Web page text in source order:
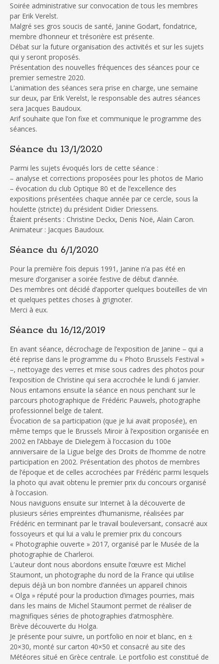
Soirée administrative sur convocation de tous les membres
par Erik Verelst.
Malgré ses gros soucis de santé, Janine Godart, fondatrice,
membre d’honneur et trésorière est présente.
Débat sur la future organisation des activités et sur les sujets
qui y seront proposés.
Présentation des nouvelles fréquences des séances pour ce
premier semestre 2020.
L’animation des séances sera prise en charge, une semaine
sur deux, par Erik Verelst, le responsable des autres séances
sera Jacques Baudoux.
Arif souhaite que l’on fixe et communique le programme des
séances.
Séance du 13/1/2020
Parmi les sujets évoqués lors de cette séance :
– analyse et corrections proposées pour les photos de Mario
– évocation du club Optique 80 et de l’excellence des
expositions présentées chaque année par ce cercle, sous la
houlette (stricte) du président Didier Driessens.
Étaient présents : Christine Deckx, Denis Noë, Alain Caron.
Animateur : Jacques Baudoux.
Séance du 6/1/2020
Pour la première fois depuis 1991, Janine n’a pas été en
mesure d’organiser a soirée festive de début d’année.
Des membres ont décidé d’apporter quelques bouteilles de vin
et quelques petites choses à grignoter.
Merci à eux.
Séance du 16/12/2019
En avant séance, décrochage de l’exposition de Janine – qui a
été reprise dans le programme du « Photo Brussels Festival »
–, nettoyage des verres et mise sous cadres des photos pour
l’exposition de Christine qui sera accrochée le lundi 6 janvier.
Nous entamons ensuite la séance en nous penchant sur le
parcours photographique de Frédéric Pauwels, photographe
professionnel belge de talent.
Évocation de sa participation (que je lui avait proposée), en
même temps que le Brussels Miroir à l’exposition organisée en
2002 en l’Abbaye de Dielegem à l’occasion du 100e
anniversaire de la Ligue belge des Droits de l’homme de notre
participation en 2002. Présentation des photos de membres
de l’époque et de celles accrochées par Frédéric parmi lesquels
la photo qui avait obtenu le premier prix du concours organisé
à l’occasion.
Nous naviguons ensuite sur Internet à la découverte de
plusieurs séries empreintes d’humanisme, réalisées par
Frédéric en terminant par le travail bouleversant, consacré aux
fossoyeurs et qui lui a valu le premier prix du concours
« Photographie ouverte » 2017, organisé par le Musée de la
photographie de Charleroi.
L’auteur dont nous abordons ensuite l’œuvre est Michel
Staumont, un photographe du nord de la France qui utilise
depuis déjà un bon nombre d’années un appareil chinois
« Olga » réputé pour la production d’images pourries, mais
dans les mains de Michel Staumont permet de réaliser de
magnifiques séries de photographies d’atmosphère.
Brève découverte du Holga.
Je présente pour suivre, un portfolio en noir et blanc, en ±
20×30, monté sur carton 40×50 et consacré au site des
Météores situé en Grèce centrale. Le portfolio est constitué de